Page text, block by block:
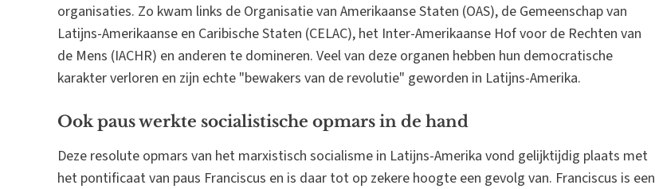
organisaties. Zo kwam links de Organisatie van Amerikaanse Staten (OAS), de Gemeenschap van
Latijns-Amerikaanse en Caribische Staten (CELAC), het Inter-Amerikaanse Hof voor de Rechten van
de Mens (IACHR) en anderen te domineren. Veel van deze organen hebben hun democratische
karakter verloren en zijn echte "bewakers van de revolutie" geworden in Latijns-Amerika.
Ook paus werkte socialistische opmars in de hand
Deze resolute opmars van het marxistisch socialisme in Latijns-Amerika vond gelijktijdig plaats met
het pontificaat van paus Franciscus en is daar tot op zekere hoogte een gevolg van. Franciscus is een